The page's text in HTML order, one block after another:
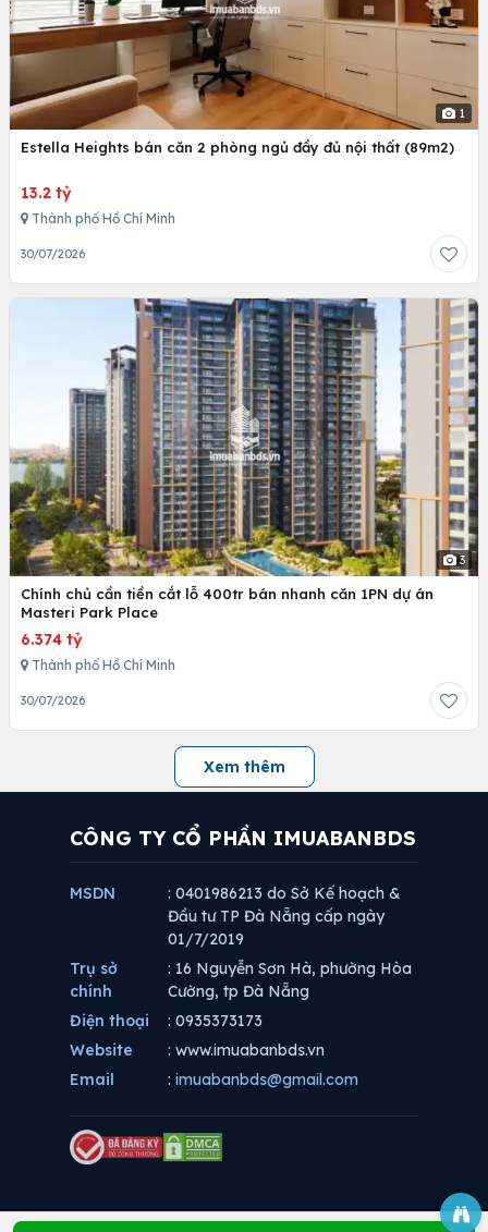
1
Estella Heights bán căn 2 phòng ngủ đầy đủ nội thất (89m2)
13.2 tỷ
Thành phố Hồ Chí Minh
30/07/2026
3
Chính chủ cần tiền cắt lỗ 400tr bán nhanh căn 1PN dự án
Masteri Park Place
6.374 tỷ
Thành phố Hồ Chí Minh
30/07/2026
Xem thêm
CÔNG TY CỔ PHẦN IMUABANBDS
MSDN
: 0401986213 do Sở Kế hoạch &
Đầu tư TP Đà Nẵng cấp ngày
01/7/2019
Trụ sở
chính
: 16 Nguyễn Sơn Hà, phường Hòa
Cường, tp Đà Nẵng
Điện thoại
: 0935373173
Website
: www.imuabanbds.vn
Email
: imuabanbds@gmail.com